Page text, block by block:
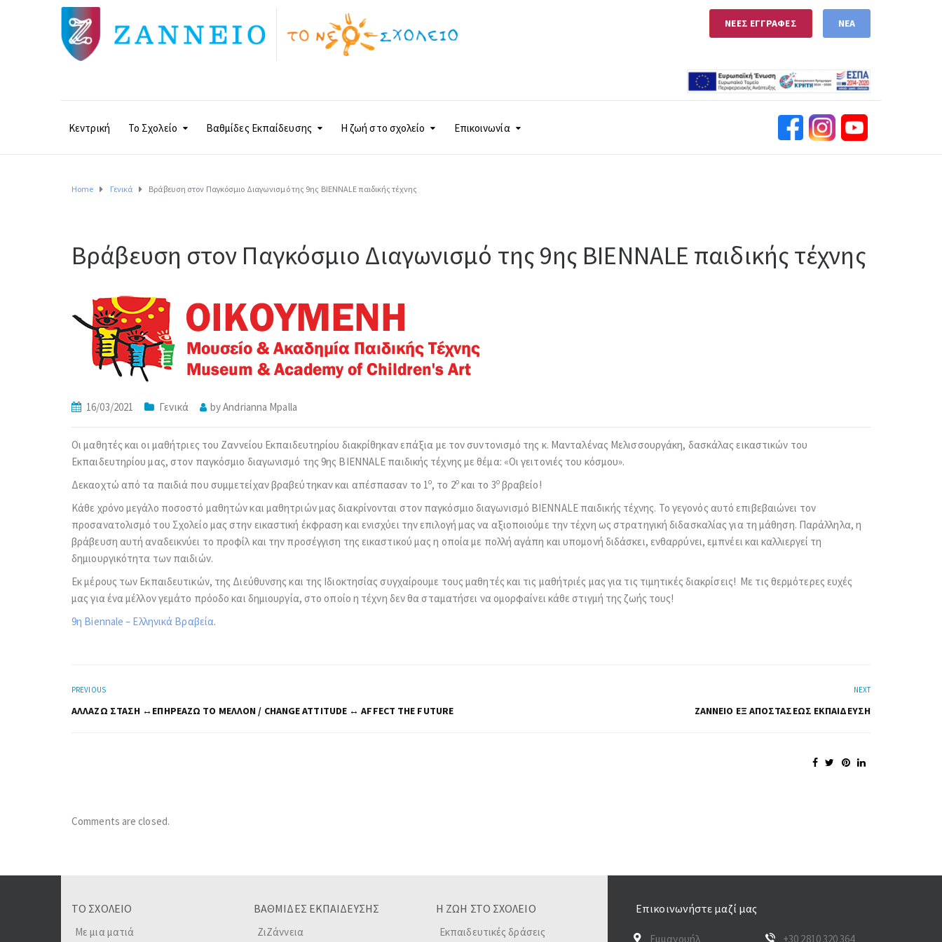
ΝΕΑ
ΝΕΕΣ ΕΓΓΡΑΦΕΣ
Κεντρική Το Σχολείο Βαθμίδες Εκπαίδευσης Η ζωή στο σχολείο Eπικοινωνία
Home Γενικά Βράβευση στον Παγκόσμιο Διαγωνισμό της 9ης BIENNALE παιδικής τέχνης
Βράβευση στον Παγκόσμιο Διαγωνισμό της 9ης BIENNALE παιδικής τέχνης
16/03/2021 Γενικά byAndrianna Mpalla
Οι μαθητές και οι μαθήτριες του Ζαννείου Εκπαιδευτηρίου διακρίθηκαν επάξια με τον συντονισμό της κ. Μανταλένας Μελισσουργάκη, δασκάλας εικαστικών του
Εκπαιδευτηρίου μας, στον παγκόσμιο διαγωνισμό της 9ης BIENNALE παιδικής τέχνης με θέμα: «Οι γειτονιές του κόσμου».
Δεκαοχτώ από τα παιδιά που συμμετείχαν βραβεύτηκαν και απέσπασαν το 1 ο, το 2οκαι το 3οβραβείο!
Κάθε χρόνο μεγάλο ποσοστό μαθητών και μαθητριών μας διακρίνονται στον παγκόσμιο διαγωνισμό BIENNALE παιδικής τέχνης. Το γεγονός αυτό επιβεβαιώνει τον
προσανατολισμό του Σχολείο μας στην εικαστική έκφραση και ενισχύει την επιλογή μας να αξιοποιούμε την τέχνη ως στρατηγική διδασκαλίας για τη μάθηση. Παράλληλα, η
βράβευση αυτή αναδεικνύει το προφίλ και την προσέγγιση της εικαστικού μας η οποία με πολλή αγάπη και υπομονή διδάσκει, ενθαρρύνει, εμπνέει και καλλιεργεί τη
δημιουργικότητα των παιδιών.
Εκ μέρους των Εκπαιδευτικών, της Διεύθυνσης και της Ιδιοκτησίας συγχαίρουμε τους μαθητές και τις μαθήτριές μας για τις τιμητικές διακρίσεις! Με τις θερμότερες ευχές
μας για ένα μέλλον γεμάτο πρόοδο και δημιουργία, στο οποίο η τέχνη δεν θα σταματήσει να ομορφαίνει κάθε στιγμή της ζωής τους!
9η Biennale – Ελληνικά Βραβεία.
PREVIOUS
ΑΛΛΆΖΩ ΣΤΆΣΗ ↔ΕΠΗΡΕΆΖΩ ΤΟ ΜΈΛΛΟΝ / CHANGE ATTITUDE ↔ AFFECT THE FUTURE
NEXT
ΖΆΝΝΕΙΟ ΕΞ ΑΠΟΣΤΆΣΕΩΣ ΕΚΠΑΊΔΕΥΣΗ
Comments are closed.
ΤΟ ΣΧΟΛΕΙΟ
Με μια ματιά
ΒΑΘΜΙΔΕΣ ΕΚΠΑΙΔΕΥΣΗΣ
ΖιΖάννεια
Η ΖΩΗ ΣΤΟ ΣΧΟΛΕΙΟ
Εκπαιδευτικές δράσεις
Επικοινωνήστε μαζί μας
Εμμανουήλ +30 2810 320 364